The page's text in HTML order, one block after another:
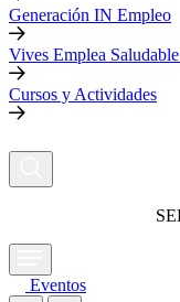
Generación IN Empleo
Vives Emplea
Cursos y Actividades
Eventos